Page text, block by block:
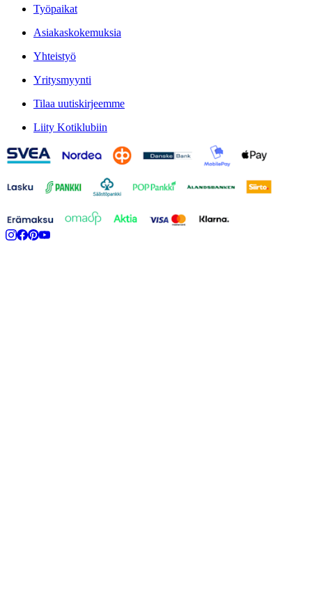
Työpaikat
Asiakaskokemuksia
Yhteistyö
Yritysmyynti
Tilaa uutiskirjeemme
Liity Kotiklubiin